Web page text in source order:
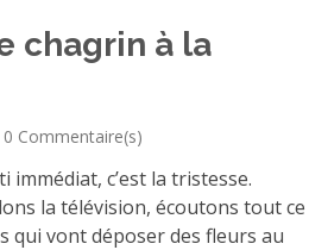
chagrin à la
0 Commentaire(s)
c’est la tristesse.
la télévision, écoutons tout ce
qui vont déposer des fleurs au